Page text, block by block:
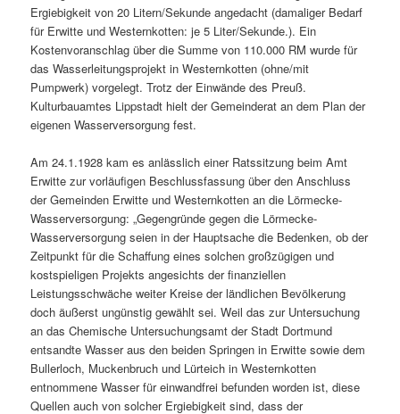
Ergiebigkeit von 20 Litern/Sekunde angedacht (damaliger Bedarf
für Erwitte und Westernkotten: je 5 Liter/Sekunde.). Ein
Kostenvoranschlag über die Summe von 110.000 RM wurde für
das Wasserleitungsprojekt in Westernkotten (ohne/mit
Pumpwerk) vorgelegt. Trotz der Einwände des Preuß.
Kulturbauamtes Lippstadt hielt der Gemeinderat an dem Plan der
eigenen Wasserversorgung fest.
Am 24.1.1928 kam es anlässlich einer Ratssitzung beim Amt
Erwitte zur vorläufigen Beschlussfassung über den Anschluss
der Gemeinden Erwitte und Westernkotten an die Lörmecke-
Wasserversorgung: „Gegengründe gegen die Lörmecke-
Wasserversorgung seien in der Hauptsache die Bedenken, ob der
Zeitpunkt für die Schaffung eines solchen großzügigen und
kostspieligen Projekts angesichts der finanziellen
Leistungsschwäche weiter Kreise der ländlichen Bevölkerung
doch äußerst ungünstig gewählt sei. Weil das zur Untersuchung
an das Chemische Untersuchungsamt der Stadt Dortmund
entsandte Wasser aus den beiden Springen in Erwitte sowie dem
Bullerloch, Muckenbruch und Lürteich in Westernkotten
entnommene Wasser für einwandfrei befunden worden ist, diese
Quellen auch von solcher Ergiebigkeit sind, dass der